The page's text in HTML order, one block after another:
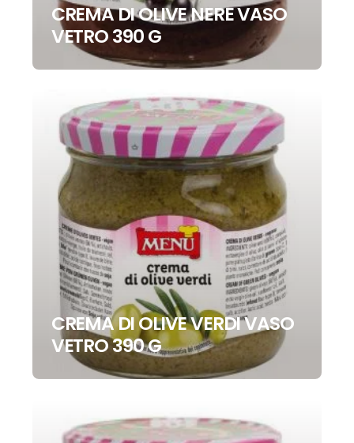
CREMA DI OLIVE NERE VASO
VETRO 390 G
CREMA DI OLIVE VERDI VASO
VETRO 390 G